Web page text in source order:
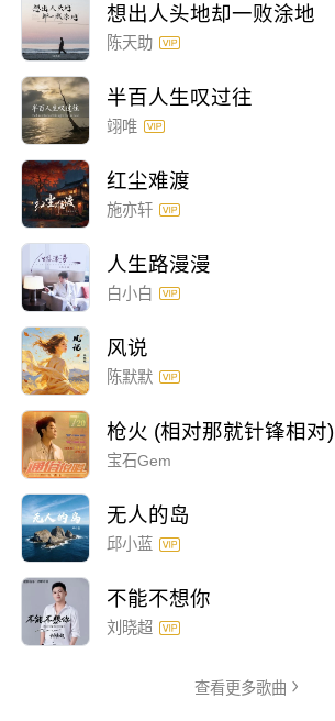
想出人头地却一败涂地
陈天助
半百人生叹过往
翊唯
红尘难渡
施亦轩
人生路漫漫
白小白
风说
陈默默
枪火 (相对那就针锋相对)
宝石Gem
无人的岛
邱小蓝
不能不想你
刘晓超
查看更多歌曲